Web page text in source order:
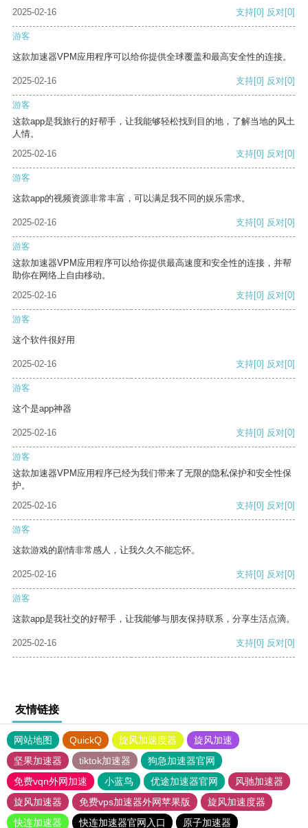
2025-02-16
支持[0] 反对[0]
游客
这款加速器VPM应用程序可以给你提供全球覆盖和最高安全性的连接。
2025-02-16 支持[0] 反对[0]
游客
这款app是我旅行的好帮手，让我能够轻松找到目的地，了解当地的风土
人情。
2025-02-16
支持[0] 反对[0]
游客
这款app的视频资源非常丰富，可以满足我不同的娱乐需求。
2025-02-16 支持[0] 反对[0]
游客
这款加速器VPM应用程序可以给你提供最高速度和安全性的连接，并帮
助你在网络上自由移动。
2025-02-16
支持[0] 反对[0]
游客
这个软件很好用
2025-02-16 支持[0] 反对[0]
游客
这个是app神器
2025-02-16 支持[0] 反对[0]
游客
这款加速器VPM应用程序已经为我们带来了无限的隐私保护和安全性保
护。
2025-02-16
支持[0] 反对[0]
游客
这款游戏的剧情非常感人，让我久久不能忘怀。
2025-02-16 支持[0] 反对[0]
游客
这款app是我社交的好帮手，让我能够与朋友保持联系，分享生活点滴。
2025-02-16 支持[0] 反对[0]
友情链接
网站地图 QuickQ 旋风加速度器
旋风加速
坚果加速器
tiktok加速器
狗急加速器官网
免费vqn外网加速
小蓝鸟 优途加速器官网
风驰加速器
旋风加速器
免费vps加速器外网苹果版
旋风加速度器
快连加速器
快连加速器官网入口 原子加速器